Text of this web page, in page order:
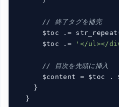
// 終了タグを補完
$toc .=
      $toc .=
'</ul></
// 目次を先頭に挿入
$content = $toc .
    }
  }